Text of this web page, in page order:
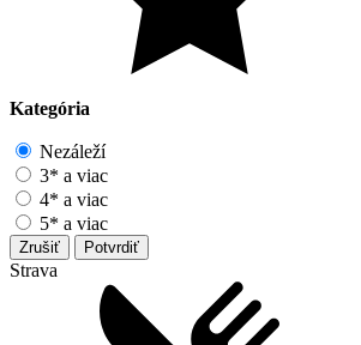
Kategória
Nezáleží
3* a viac
4* a viac
5* a viac
Zrušiť Potvrdiť
Strava